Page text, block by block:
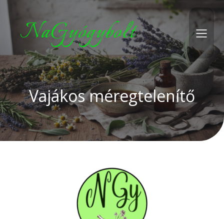
NaGyógybolt
Vajákos méregtelenítő